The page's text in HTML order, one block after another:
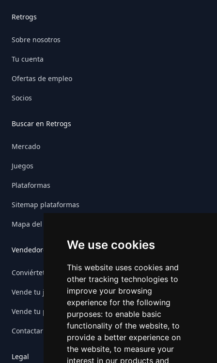
We use cookies
This website uses cookies and
other tracking technologies to
improve your browsing
experience for the following
purposes: to enable basic
functionality of the website, to
provide a better experience on
the website, to measure your
interest in our products and
Retrogs
Sobre nosotros
Tu cuenta
Ofertas de empleo
Socios
Buscar en Retrogs
Mercado
Juegos
Plataformas
Sitemap plataformas
Mapa del sitio del juego
Vendedores
Conviértete en vendedor
Vende tu juego
Vende tu plataforma
Contactar Retrogs
Legal